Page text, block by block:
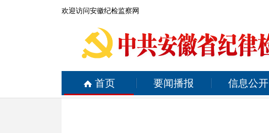
欢迎访问安徽纪检监察网
首页 要闻播报 信息公开